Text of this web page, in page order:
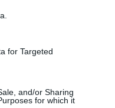
for Targeted
and/or Sharing
for which it